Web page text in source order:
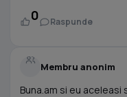
0 Raspunde
Membru anonim
Buna.am si eu